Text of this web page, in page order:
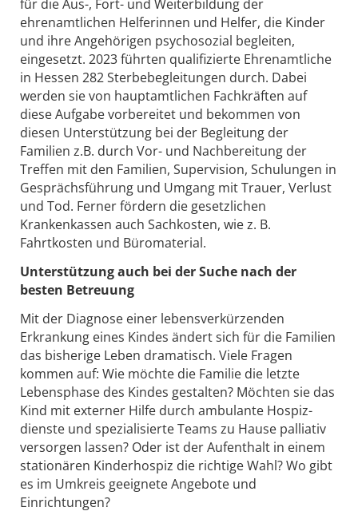
für die Aus-, Fort- und Weiterbildung der
ehrenamtlichen Helferinnen und Helfer, die Kinder
und ihre Angehörigen psychosozial begleiten,
eingesetzt. 2023 führten qualifizierte Ehrenamtliche
in Hessen 282 Sterbebegleitungen durch. Dabei
werden sie von hauptamtlichen Fachkräften auf
diese Aufgabe vorbereitet und bekommen von
diesen Unterstützung bei der Begleitung der
Familien z.B. durch Vor- und Nachbereitung der
Treffen mit den Familien, Supervision, Schulungen in
Gesprächsführung und Umgang mit Trauer, Verlust
und Tod. Ferner fördern die gesetzlichen
Krankenkassen auch Sachkosten, wie z. B.
Fahrtkosten und Büromaterial.
Unterstützung auch bei der Suche nach der
besten Betreuung
Mit der Diagnose einer lebensverkürzenden
Erkrankung eines Kindes ändert sich für die Familien
das bisherige Leben dramatisch. Viele Fragen
kommen auf: Wie möchte die Familie die letzte
Lebensphase des Kindes gestalten? Möchten sie das
Kind mit externer Hilfe durch ambulante Hospiz­
dienste und spezialisierte Teams zu Hause palliativ
versorgen lassen? Oder ist der Aufenthalt in einem
stationären Kinderhospiz die richtige Wahl? Wo gibt
es im Umkreis geeignete Angebote und
Einrichtungen?